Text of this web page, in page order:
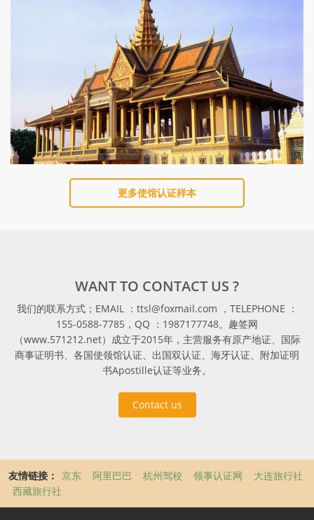
更多使馆认证样本
WANT TO CONTACT US ?
我们的联系方式；EMAIL ：ttsl@foxmail.com ，TELEPHONE ：
155-0588-7785，QQ ：1987177748。趣签网
（www.571212.net）成立于2015年，主营服务有原产地证、国际
商事证明书、各国使领馆认证、出国双认证、海牙认证、附加证明
书Apostille认证等业务。
Contact us
友情链接： 京东 阿里巴巴 杭州驾校 领事认证网
大连旅行社
西藏旅行社